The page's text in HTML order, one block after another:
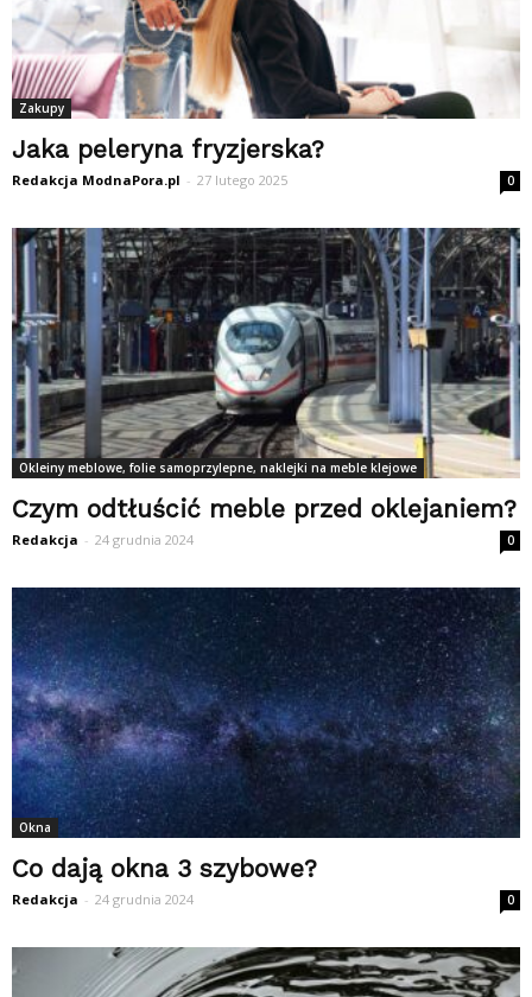
Zakupy
Jaka peleryna fryzjerska?
Redakcja ModnaPora.pl - 27 lutego 2025 0
Okleiny meblowe, folie samoprzylepne, naklejki na meble klejowe
Czym odtłuścić meble przed oklejaniem?
Redakcja - 24 grudnia 2024 0
Okna
Co dają okna 3 szybowe?
Redakcja - 24 grudnia 2024 0